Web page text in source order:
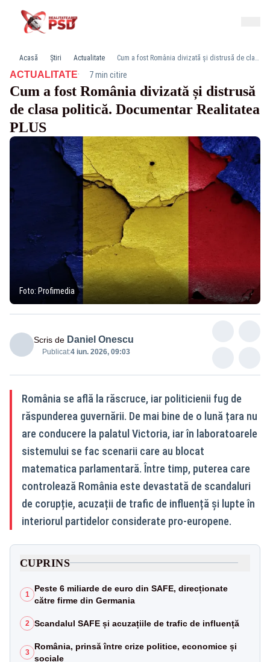
Acasă Știri Actualitate Cum a fost România divizată și distrusă de clasa politică. Documentar Realitatea PLUS
ACTUALITATE· 7 min citire
Cum a fost România divizată și distrusă
de clasa politică. Documentar Realitatea
PLUS
Foto: Profimedia
Scris de Daniel Onescu
Publicat:4 iun. 2026, 09:03
România se află la răscruce, iar politicienii fug de
răspunderea guvernării. De mai bine de o lună țara nu
are conducere la palatul Victoria, iar în laboratoarele
sistemului se fac scenarii care au blocat
matematica parlamentară. Între timp, puterea care
controlează România este devastată de scandaluri
de corupție, acuzații de trafic de influență și lupte în
interiorul partidelor considerate pro-europene.
CUPRINS
1
Peste 6 miliarde de euro din SAFE, direcționate
către firme din Germania
2 Scandalul SAFE și acuzațiile de trafic de influență
3
România, prinsă între crize politice, economice și
sociale